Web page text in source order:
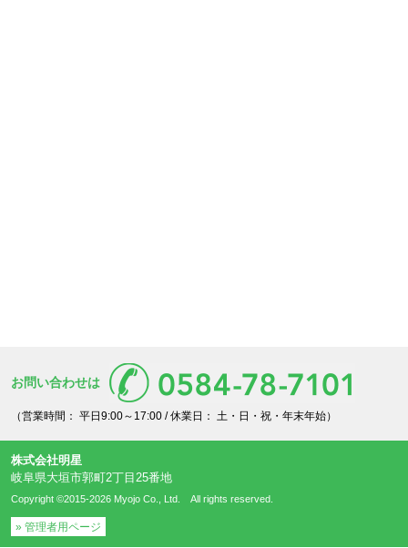
お問い合わせは
（営業時間： 平日9:00～17:00 /休業日： 土・日・祝・年末年始）
株式会社明星
岐阜県大垣市郭町2丁目25番地
Copyright ©2015-2026 Myojo Co., Ltd. All rights reserved.
» 管理者用ページ